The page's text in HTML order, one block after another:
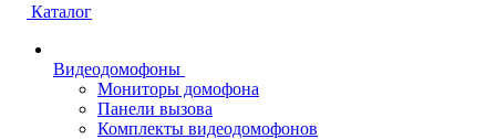
Каталог
Видеодомофоны
Мониторы домофона
Панели вызова
Комплекты видеодомофонов